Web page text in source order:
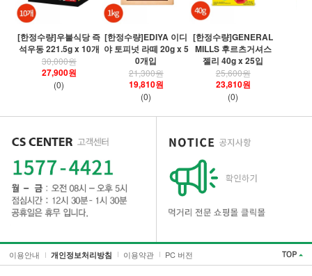
[한정수량]우불식당 즉
석우동 221.5g x 10개
30,000원
27,900원
(0)
[한정수량]EDIYA 이디
야 토피넛 라떼 20g x 5
0개입
21,300원
19,810원
(0)
[한정수량]GENERAL
MILLS 후르츠거셔스
젤리 40g x 25입
25,600원
23,810원
(0)
이용안내 개인정보처리방침 이용약관 PC 버전